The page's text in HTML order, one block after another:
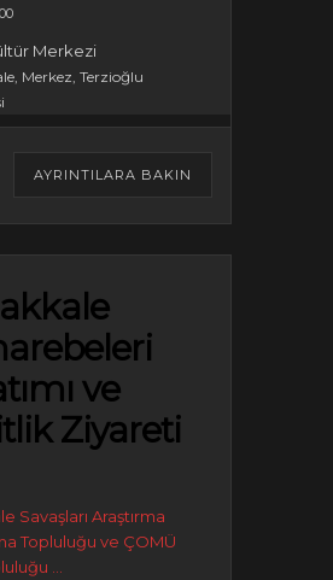
Merkezi
Merkez, Terzioğlu
AYRINTILARA BAKIN
ve
Ziyareti
Savaşları Araştırma
Topluluğu ve ÇOMÜ